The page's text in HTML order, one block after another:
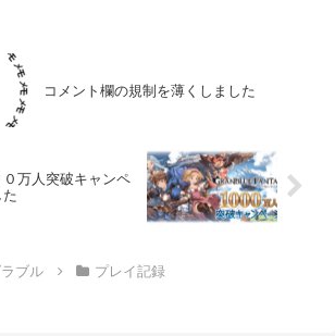
コメント欄の規制を薄くしました
０万人突破キャンペ
ブル プレイ記録